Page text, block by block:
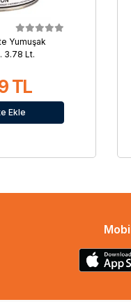
Yumuşak
3.78 Lt.
TL
Ekle